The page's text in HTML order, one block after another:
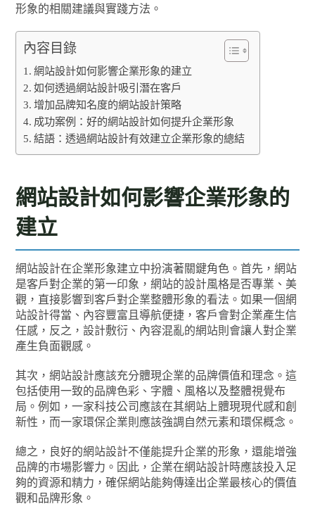
形象的相關建議與實踐方法。
內容目錄
網站設計如何影響企業形象的建立
如何透過網站設計吸引潛在客戶
增加品牌知名度的網站設計策略
成功案例：好的網站設計如何提升企業形象
結語：透過網站設計有效建立企業形象的總結
網站設計如何影響企業形象的
建立
網站設計在企業形象建立中扮演著關鍵角色。首先，網站
是客戶對企業的第一印象，網站的設計風格是否專業、美
觀，直接影響到客戶對企業整體形象的看法。如果一個網
站設計得當、內容豐富且導航便捷，客戶會對企業產生信
任感，反之，設計敷衍、內容混亂的網站則會讓人對企業
產生負面觀感。
其次，網站設計應該充分體現企業的品牌價值和理念。這
包括使用一致的品牌色彩、字體、風格以及整體視覺布
局。例如，一家科技公司應該在其網站上體現現代感和創
新性，而一家環保企業則應該強調自然元素和環保概念。
總之，良好的網站設計不僅能提升企業的形象，還能增強
品牌的市場影響力。因此，企業在網站設計時應該投入足
夠的資源和精力，確保網站能夠傳達出企業最核心的價值
觀和品牌形象。